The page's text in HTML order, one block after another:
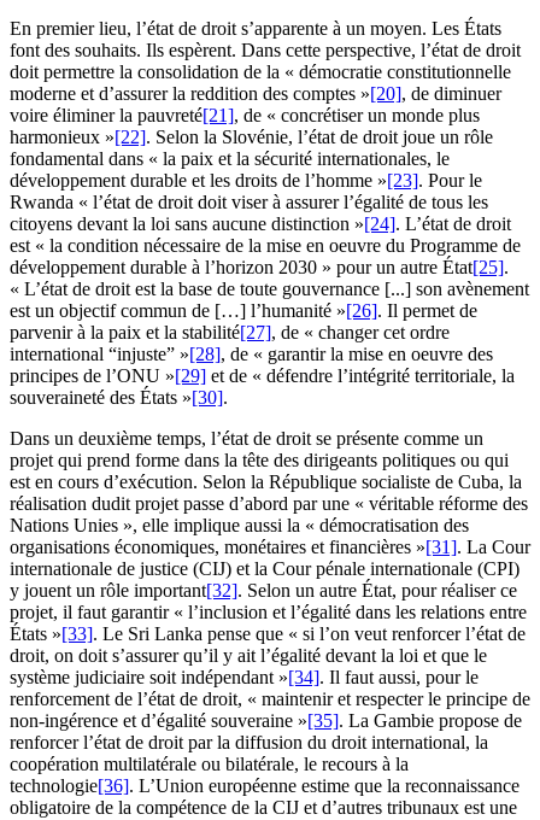
En premier lieu, l’état de droit s’apparente à un moyen. Les États
font des souhaits. Ils espèrent. Dans cette perspective, l’état de droit
doit permettre la consolidation de la « démocratie constitutionnelle
moderne et d’assurer la reddition des comptes »[20], de diminuer
voire éliminer la pauvreté[21], de « concrétiser un monde plus
harmonieux »[22]. Selon la Slovénie, l’état de droit joue un rôle
fondamental dans « la paix et la sécurité internationales, le
développement durable et les droits de l’homme »[23]. Pour le
Rwanda « l’état de droit doit viser à assurer l’égalité de tous les
citoyens devant la loi sans aucune distinction »[24]. L’état de droit
est « la condition nécessaire de la mise en oeuvre du Programme de
développement durable à l’horizon 2030 » pour un autre État[25].
« L’état de droit est la base de toute gouvernance [...] son avènement
est un objectif commun de […] l’humanité »[26]. Il permet de
parvenir à la paix et la stabilité[27], de « changer cet ordre
international “injuste” »[28], de « garantir la mise en oeuvre des
principes de l’ONU »[29] et de « défendre l’intégrité territoriale, la
souveraineté des États »[30].
Dans un deuxième temps, l’état de droit se présente comme un
projet qui prend forme dans la tête des dirigeants politiques ou qui
est en cours d’exécution. Selon la République socialiste de Cuba, la
réalisation dudit projet passe d’abord par une « véritable réforme des
Nations Unies », elle implique aussi la « démocratisation des
organisations économiques, monétaires et financières »[31]. La Cour
internationale de justice (CIJ) et la Cour pénale internationale (CPI)
y jouent un rôle important[32]. Selon un autre État, pour réaliser ce
projet, il faut garantir « l’inclusion et l’égalité dans les relations entre
États »[33]. Le Sri Lanka pense que « si l’on veut renforcer l’état de
droit, on doit s’assurer qu’il y ait l’égalité devant la loi et que le
système judiciaire soit indépendant »[34]. Il faut aussi, pour le
renforcement de l’état de droit, « maintenir et respecter le principe de
non-ingérence et d’égalité souveraine »[35]. La Gambie propose de
renforcer l’état de droit par la diffusion du droit international, la
coopération multilatérale ou bilatérale, le recours à la
technologie[36]. L’Union européenne estime que la reconnaissance
obligatoire de la compétence de la CIJ et d’autres tribunaux est une